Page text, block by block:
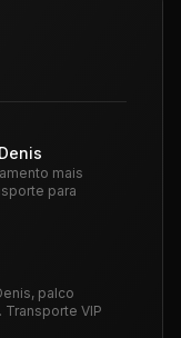
mais
para
palco
VIP